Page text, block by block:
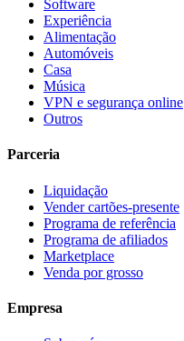
Software
Experiência
Alimentação
Automóveis
Casa
Música
VPN e segurança online
Outros
Parceria
Liquidação
Vender cartões-presente
Programa de referência
Programa de afiliados
Marketplace
Venda por grosso
Empresa